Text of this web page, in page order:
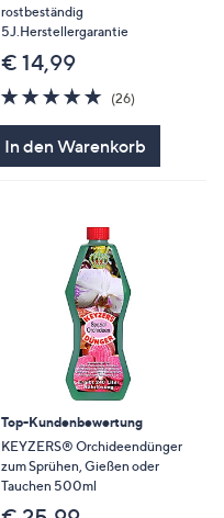
rostbeständig
5J.Herstellergarantie
€ 14,99
4.8
von
(26)26
In den Warenkorb
Top-Kundenbewertung
KEYZERS® Orchideendünger
zum Sprühen, Gießen oder
Tauchen 500ml